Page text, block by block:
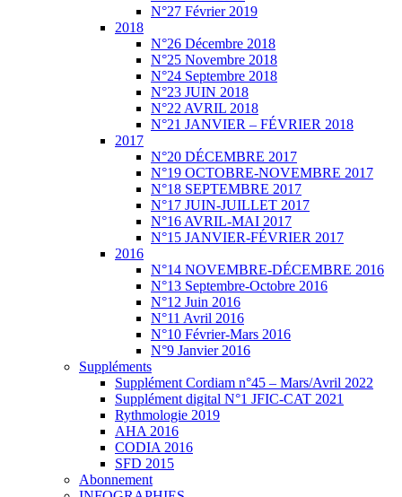
N°27 Février 2019
2018
N°26 Décembre 2018
N°25 Novembre 2018
N°24 Septembre 2018
N°23 JUIN 2018
N°22 AVRIL 2018
N°21 JANVIER – FÉVRIER 2018
2017
N°20 DÉCEMBRE 2017
N°19 OCTOBRE-NOVEMBRE 2017
N°18 SEPTEMBRE 2017
N°17 JUIN-JUILLET 2017
N°16 AVRIL-MAI 2017
N°15 JANVIER-FÉVRIER 2017
2016
N°14 NOVEMBRE-DÉCEMBRE 2016
N°13 Septembre-Octobre 2016
N°12 Juin 2016
N°11 Avril 2016
N°10 Février-Mars 2016
N°9 Janvier 2016
Suppléments
Supplément Cordiam n°45 – Mars/Avril 2022
Supplément digital N°1 JFIC-CAT 2021
Rythmologie 2019
AHA 2016
CODIA 2016
SFD 2015
Abonnement